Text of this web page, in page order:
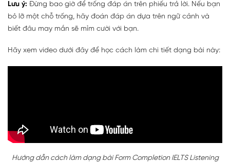
Lưu ý: Đừng bao giờ để trống đáp án trên phiếu trả lời. Nếu bạn
bỏ lỡ một chỗ trống, hãy đoán đáp án dựa trên ngữ cảnh và
biết đâu may mắn sẽ mỉm cười với bạn.
Hãy xem video dưới đây để học cách làm chi tiết dạng bài này:
Hướng dẫn cách làm dạng bài Form Completion IELTS Listening